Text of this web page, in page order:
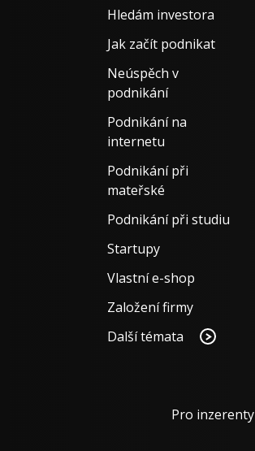
Hledám investora
Jak začít podnikat
Neúspěch v
podnikání
Podnikání na
internetu
Podnikání při
mateřské
Podnikání při studiu
Startupy
Vlastní e-shop
Založení firmy
Další témata
Pro inzerenty